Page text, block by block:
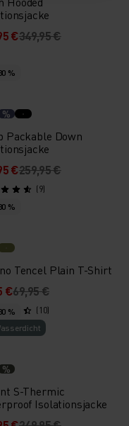
€349,95 €
%
%
Packable Down
€259,95 €
(9)
%
Tencel Plain T-Shirt
€69,95 €
(10)
%
%
S-Thermic
Isolationsjacke